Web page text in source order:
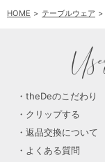
HOME テーブルウェア
theDeのこだわり
クリップする
返品交換について
よくある質問